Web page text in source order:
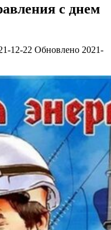
с днем
12-22 Обновлено 2021-